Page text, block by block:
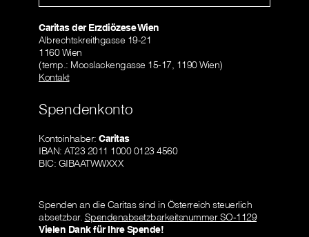
Caritas der Erzdiözese Wien
Albrechtskreithgasse 19-21
1160 Wien
(temp.: Mooslackengasse 15-17, 1190 Wien)
Kontakt
Spendenkonto
Kontoinhaber: Caritas
IBAN: AT23 2011 1000 0123 4560
BIC: GIBAATWWXXX
Spenden an die Caritas sind in Österreich steuerlich
absetzbar. Spendenabsetzbarkeitsnummer SO-1129
Vielen Dank für Ihre Spende!